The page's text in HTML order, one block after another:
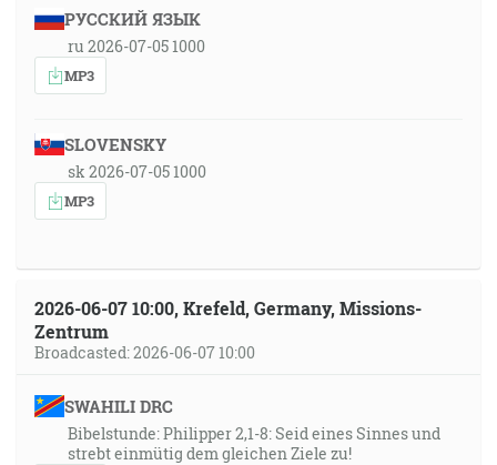
РУССКИЙ ЯЗЫК
ru 2026-07-05 1000
MP3
SLOVENSKY
sk 2026-07-05 1000
MP3
2026-06-07 10:00, Krefeld, Germany, Missions-
Zentrum
Broadcasted: 2026-06-07 10:00
SWAHILI DRC
Bibelstunde: Philipper 2,1-8: Seid eines Sinnes und
strebt einmütig dem gleichen Ziele zu!